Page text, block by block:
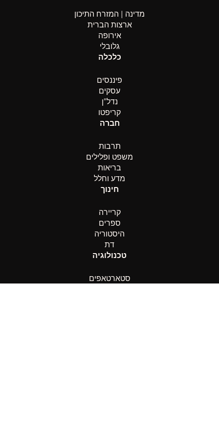
מדינה | המזרח התיכון
ארצות הברית
אירופה
גלובלי
כלכלה
פיננסים
עסקים
נדל”ן
קריפטו
חברה
תרבות
משפט ופלילים
בריאות
מדע וחלל
חינוך
קריירה
ספרים
היסטוריה
דת
טכנולוגיה
סטארטאפים